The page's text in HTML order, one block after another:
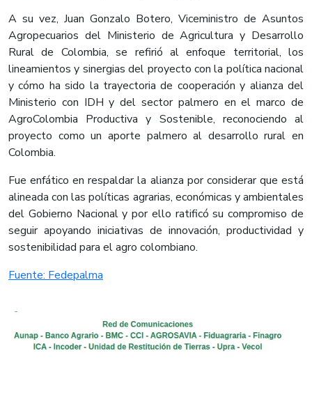
A su vez, Juan Gonzalo Botero, Viceministro de Asuntos
Agropecuarios del Ministerio de Agricultura y Desarrollo
Rural de Colombia, se refirió al enfoque territorial, los
lineamientos y sinergias del proyecto con la política nacional
y cómo ha sido la trayectoria de cooperación y alianza del
Ministerio con IDH y del sector palmero en el marco de
AgroColombia Productiva y Sostenible, reconociendo al
proyecto como un aporte palmero al desarrollo rural en
Colombia.
Fue enfático en respaldar la alianza por considerar que está
alineada con las políticas agrarias, económicas y ambientales
del Gobierno Nacional y por ello ratificó su compromiso de
seguir apoyando iniciativas de innovación, productividad y
sostenibilidad para el agro colombiano.
Fuente: Fedepalma